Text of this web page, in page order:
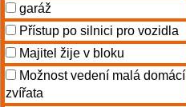
garáž
Přístup po silnici pro vozidla
Majitel žije v bloku
Možnost vedení malá domácí
zvířata